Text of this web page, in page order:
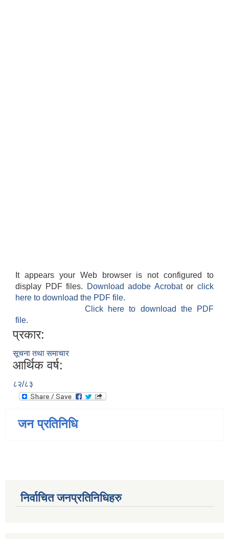
It appears your Web browser is not configured to
display PDF files.
Download adobe Acrobatorclick
here to download the PDF file.
Click here to download the PDF
file.
प्रकार:
सूचना तथा समाचार
आर्थिक वर्ष:
८२/८३
जन प्रतिनिधि
निर्वाचित जनप्रतिनिधिहरु